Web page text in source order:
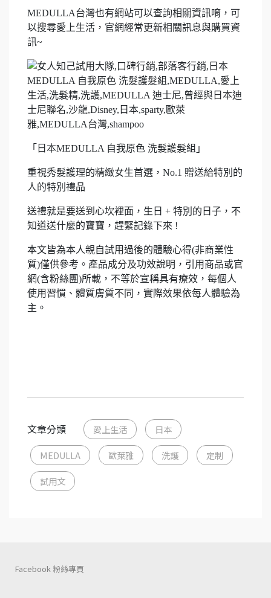
MEDULLA台灣也有網站可以查詢相關資訊唷，可
以搜尋愛上生活，官網經常更新相關訊息與購買資
訊~
「日本MEDULLA 自我原色 洗髮護髮組」
重視秀髮護理的精緻女生首選，No.1 贈送給特別的
人的特別禮品
送禮就是要送到心坎裡面，生日 + 特別的日子，不
知道送什麼的寶寶，趕緊記錄下來 !
本文皆為本人親自試用過後的體驗心得(非商業性
質)僅供參考。產品成分及功效說明，引用商品或官
網(含粉絲團)所載，不等於宣稱具有療效，每個人
使用習慣、體質膚質不同，實際效果依每人體驗為
主。
文章分類 愛上生活 日本
MEDULLA 歐萊雅 洗護 定制
試用文
Facebook 粉絲專頁